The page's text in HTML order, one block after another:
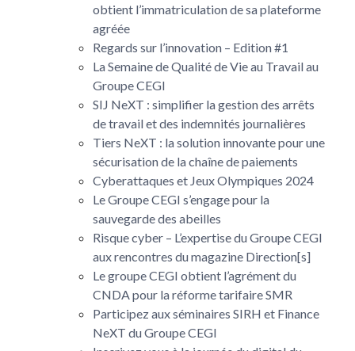
obtient l’immatriculation de sa plateforme
agréée
Regards sur l’innovation – Edition #1
La Semaine de Qualité de Vie au Travail au
Groupe CEGI
SIJ NeXT : simplifier la gestion des arrêts
de travail et des indemnités journalières
Tiers NeXT : la solution innovante pour une
sécurisation de la chaîne de paiements
Cyberattaques et Jeux Olympiques 2024
Le Groupe CEGI s’engage pour la
sauvegarde des abeilles
Risque cyber – L’expertise du Groupe CEGI
aux rencontres du magazine Direction[s]
Le groupe CEGI obtient l’agrément du
CNDA pour la réforme tarifaire SMR
Participez aux séminaires SIRH et Finance
NeXT du Groupe CEGI